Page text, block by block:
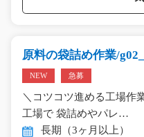
原料の袋詰め作業/
NEW 急募
＼コツコツ進める工場作
工場で 袋詰めやパレ…
長期（3ヶ月以上）